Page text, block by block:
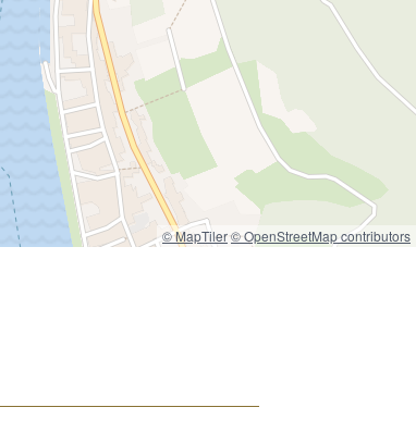
© MapTiler© OpenStreetMap contributors